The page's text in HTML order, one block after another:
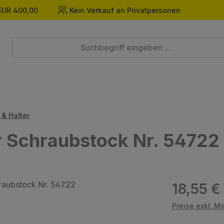
400,00 Kein Verkauf an Privatpersonen
Halter
Schraubstock Nr. 54722
Regulärer
18,55 €
Preise exkl.